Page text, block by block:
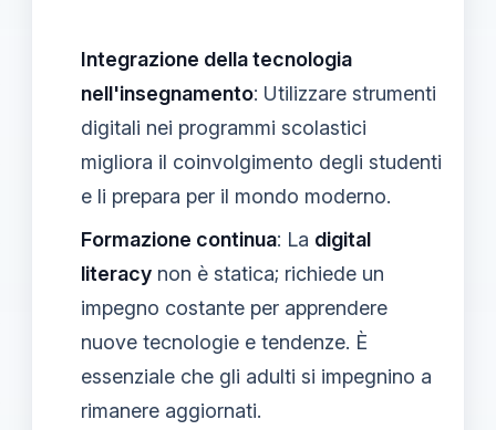
Integrazione della tecnologia
nell'insegnamento: Utilizzare strumenti
digitali nei programmi scolastici
migliora il coinvolgimento degli studenti
e li prepara per il mondo moderno.
Formazione continua: La digital
literacy non è statica; richiede un
impegno costante per apprendere
nuove tecnologie e tendenze. È
essenziale che gli adulti si impegnino a
rimanere aggiornati.